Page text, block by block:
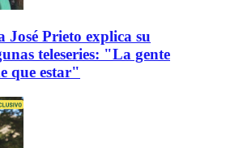
Prieto explica su
teleseries: "La gente
que estar"